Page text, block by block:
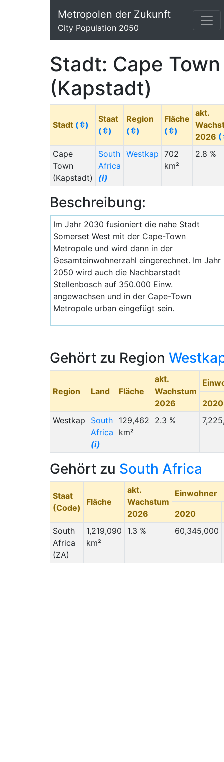
Metropolen der Zukunft
City Population 2050
Stadt: Cape Town
(Kapstadt)
Stadt (⇳)
Staat
(⇳)
Region
(⇳)
Fläche
(⇳)
akt.
2026
Cape
Town
(Kapstadt)
South
Africa
(i)
Westkap 702
km²
2.8 %
Beschreibung:
Im Jahr 2030 fusioniert die nahe Stadt
Somerset West mit der Cape-Town
Metropole und wird dann in der
Gesamteinwohnerzahl eingerechnet. Im Jahr
2050 wird auch die Nachbarstadt
Stellenbosch auf 350.000 Einw.
angewachsen und in der Cape-Town
Metropole urban eingefügt sein.
Gehört zu Region
Region Land Fläche
akt.
Wachstum
2026
2020
Westkap
South
Africa
(i)
129,462
km²
2.3 %
Gehört zu South Africa
Staat
(Code)
Fläche
akt.
Wachstum
2026
Einwohner
2020
South
Africa
(ZA)
1,219,090
km²
1.3 % 60,345,000